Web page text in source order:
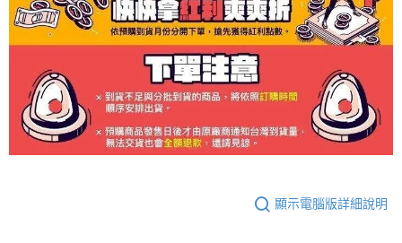
顯示電腦版詳細說明